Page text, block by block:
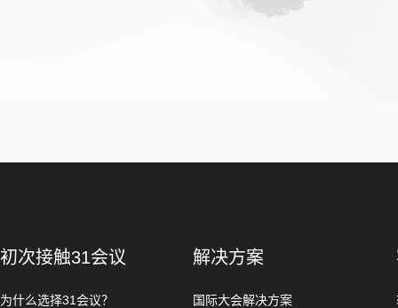
初次接触31会议
为什么选择31会议？
解决方案
国际大会解决方案